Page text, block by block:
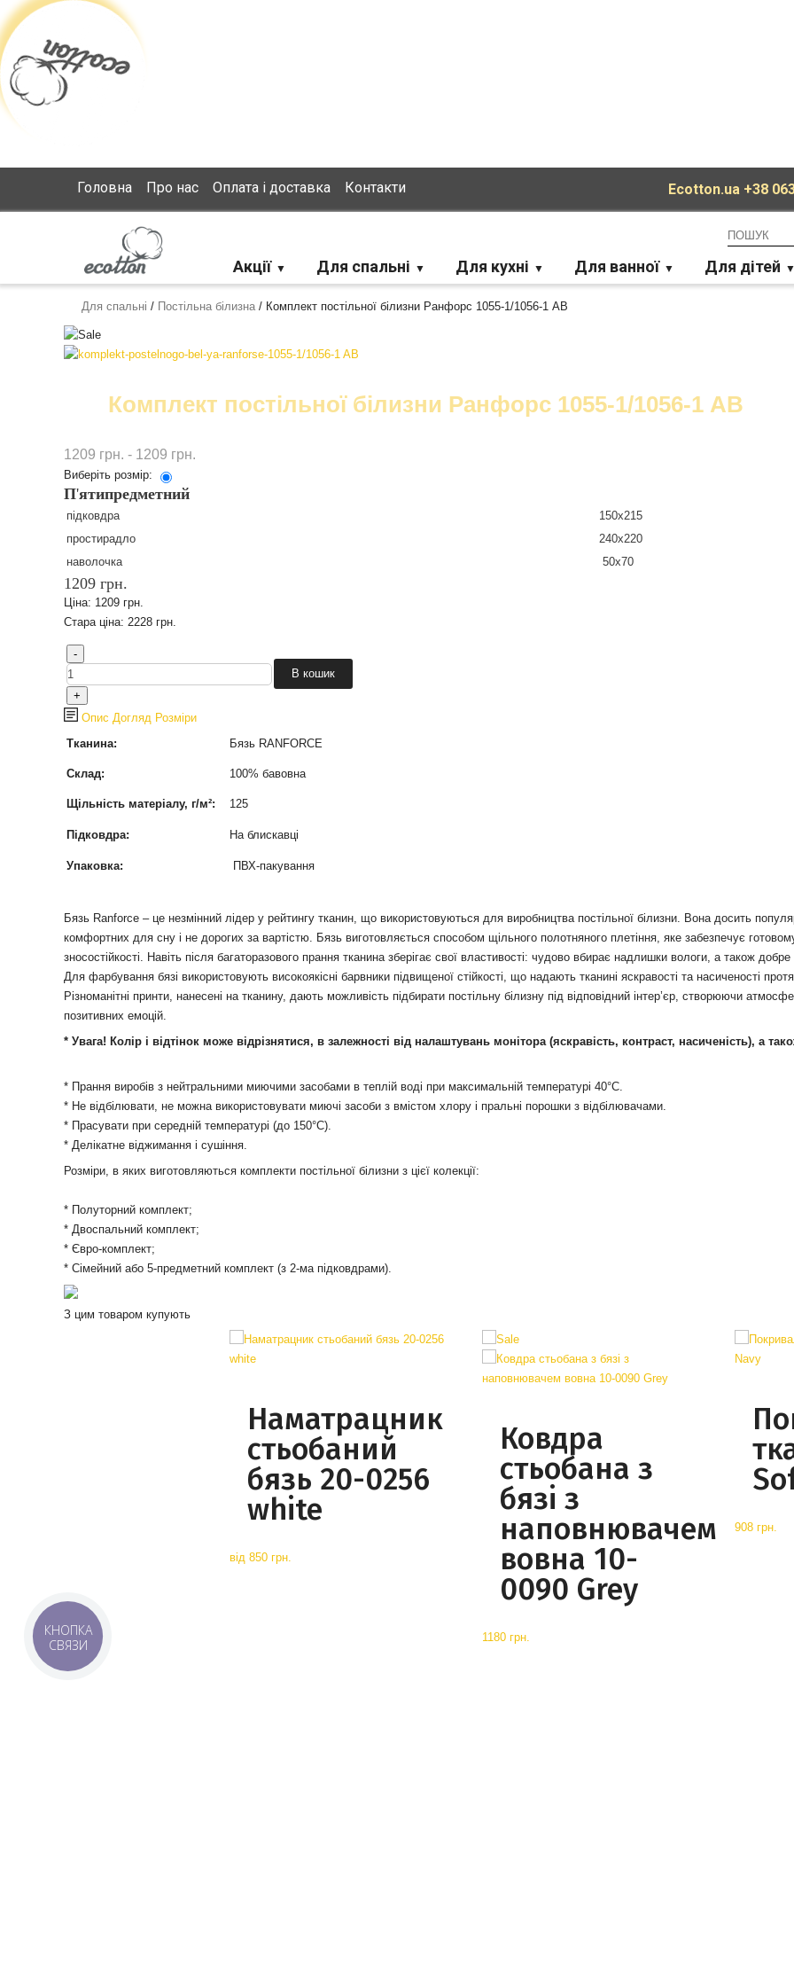
Головна Про нас Оплата і доставка Контакти Ecotton.ua +38
Акції Для спальні Для кухні Для ванної Для дітей
Для спальні / Постільна білизна/ Комплект постільної білизни Ранфорс 1055-1/1056-1 AB
Комплект постільної білизни Ранфорс 1055-1/1056-1 AB
1209 грн. - 1209 грн.
Виберіть розмір:
П'ятипредметний
підковдра 150х215
простирадло
240х220
наволочка
50х70
1209 грн.
Ціна: 1209 грн.
Стара ціна: 2228 грн.
Опис Догляд Розміри
Тканина:
Бязь RANFORCE
Склад: 100% бавовна
Щільність матеріалу, г/м²: 125
Підковдра: На блискавці
Упаковка: ПВХ-пакування
Бязь Ranforce – це незмінний лідер у рейтингу тканин, що використовуються для виробництва постільної білизни. Вона досить
комфортних для сну і не дорогих за вартістю. Бязь виготовляється способом щільного полотняного плетіння, яке забезпечує
зносостійкості. Навіть після багаторазового прання тканина зберігає свої властивості: чудово вбирає надлишки вологи, а також добре
Для фарбування бязі використовують високоякісні барвники підвищеної стійкості, що надають тканині яскравості та насиченості
Різноманітні принти, нанесені на тканину, дають можливість підбирати постільну білизну під відповідний інтер’єр, створюючи
позитивних емоцій.
* Увага! Колір і відтінок може відрізнятися, в залежності від налаштувань монітора (яскравість, контраст, насиченість), а
* Прання виробів з нейтральними миючими засобами в теплій воді при максимальній температурі 40°С.
* Не відбілювати, не можна використовувати миючі засоби з вмістом хлору і пральні порошки з відбілювачами.
* Прасувати при середній температурі (до 150°С).
* Делікатне віджимання і сушіння.
Розміри, в яких виготовляються комплекти постільної білизни з цієї колекції:
* Полуторний комплект;
* Двоспальний комплект;
* Євро-комплект;
* Сімейний або 5-предметний комплект (з 2-ма підковдрами).
З цим товаром купують
Наматрацник
стьобаний
бязь 20-0256
white
від850 грн.
Ковдра
стьобана з
бязі з
наповнювачем
вовна 10-
0090 Grey
1180 грн.
908 грн.
КНОПКА
СВЯЗИ